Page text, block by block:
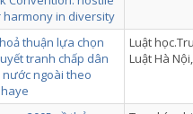
in diversity
thuận lựa chọn
tranh chấp dân
nước ngoài theo
Luật
Luật Hà